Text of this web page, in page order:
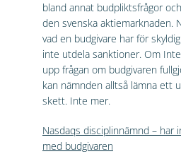
bland annat budpliktsfrågor
den svenska aktiemarknaden.
vad en budgivare har för
inte utdela sanktioner. Om
upp frågan om budgivaren
kan nämnden alltså lämna ett
skett. Inte mer.
Nasdaqs disciplinnämnd – har
med budgivaren